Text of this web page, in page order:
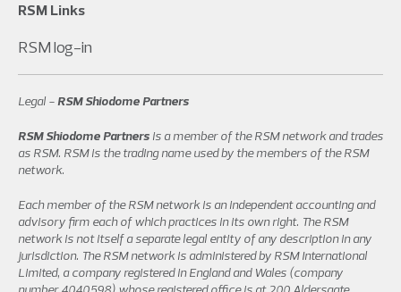
RSM Links
RSM log-in
Legal -RSM Shiodome Partners
RSM Shiodome Partners is a member of the RSM network and trades
as RSM. RSM is the trading name used by the members of the RSM
network.
Each member of the RSM network is an independent accounting and
advisory firm each of which practices in its own right. The RSM
network is not itself a separate legal entity of any description in any
jurisdiction. The RSM network is administered by RSM International
Limited, a company registered in England and Wales (company